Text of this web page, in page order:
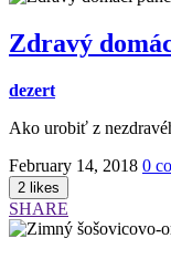
Zdravý
dezert
Ako urobiť z
February 14, 2018 0
SHARE